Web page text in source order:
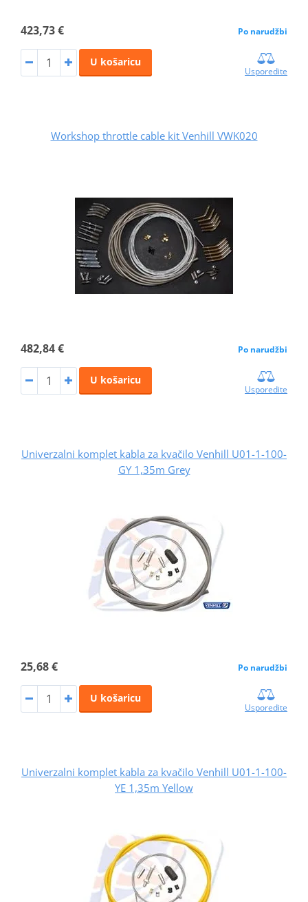
423,73 € Po narudžbi
U košaricu
Usporedite
Workshop throttle cable kit Venhill VWK020
482,84 € Po narudžbi
U košaricu
Usporedite
Univerzalni komplet kabla za kvačilo Venhill U01-1-100-
GY 1,35m Grey
25,68 € Po narudžbi
U košaricu
Usporedite
Univerzalni komplet kabla za kvačilo Venhill U01-1-100-
YE 1,35m Yellow